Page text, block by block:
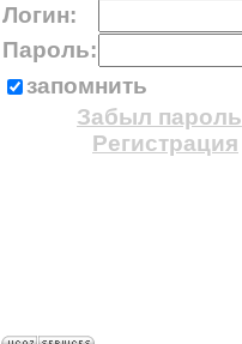
Логин:
Пароль:
запомнить
Забыл пароль
Регистрация